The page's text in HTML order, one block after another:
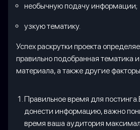
необычную подачу информации;
узкую тематику.
Успех раскрутки проекта
правильно подобранная тематика
материала, а также другие
Правильное время для
донести информацию, важно
время ваша аудитория